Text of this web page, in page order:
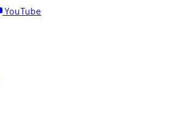
YouTube